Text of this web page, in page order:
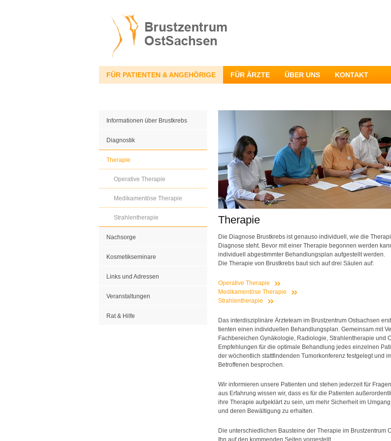
FÜR PATIENTEN & ANGEHÖRIGE FÜR ÄRZTE ÜBER UNS KONTAKT
Informationen über Brustkrebs
Diagnostik
Therapie
Operative Therapie
Medikamentöse Therapie
Strahlentherapie
Nachsorge
Kosmetikseminare
Links und Adressen
Veranstaltungen
Rat & Hilfe
Therapie
Die Diagnose Brustkrebs ist genauso individuell, wie die
Diagnose steht. Bevor mit einer Therapie begonnen werden
individuell abgestimmter Behandlungsplan aufgestellt werden.
Die Therapie von Brustkrebs baut sich auf drei Säulen auf:
Operative Therapie
Medikamentöse Therapie
Strahlentherapie
Das interdisziplinäre Ärzteteam im Brustzentrum Ostsachsen
tienten einen individuellen Behandlungsplan. Gemeinsam mit
Fachbereichen Gynäkologie, Radiologie, Strahlentherapie und
Empfehlungen für die optimale Behandlung jedes einzelnen
der wöchentlich stattfindenden Tumorkonferenz festgelegt und
Betroffenen besprochen.
Wir informieren unsere Patienten und stehen jederzeit für
aus Erfahrung wissen wir, dass es für die Patienten
ihre Therapie aufgeklärt zu sein, um mehr Sicherheit im
und deren Bewältigung zu erhalten.
Die unterschiedlichen Bausteine der Therapie im Brustzentrum
Ihn auf den kommenden Seiten vorgestellt.